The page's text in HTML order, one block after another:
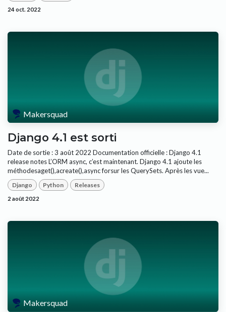
24 oct. 2022
Makersquad
Django 4.1 est sorti
Date de sortie : 3 août 2022 Documentation officielle : Django 4.1
release notes L’ORM async, c’est maintenant. Django 4.1 ajoute les
méthodesaget(),acreate(),async forsur les QuerySets. Après les vue...
Django Python Releases
2 août 2022
Makersquad